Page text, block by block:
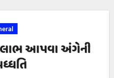
લાભ આપવા અંગેની